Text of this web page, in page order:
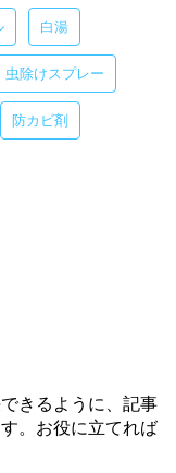
白湯
虫除けスプレー
防カビ剤
きるように、記事
。お役に立てれば